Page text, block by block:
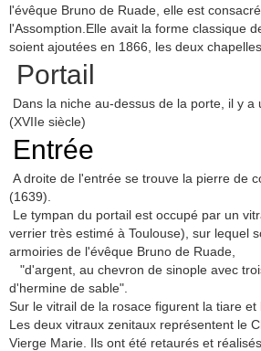
l'évêque Bruno de Ruade, elle est
l'Assomption.Elle avait la forme classique
soient ajoutées en 1866, les deux
Portail
Dans la niche au-dessus de la porte, il y a
(XVIIe siècle)
Entrée
A droite de l'entrée se trouve la pierre de
(1639).
Le tympan du portail est occupé par un
verrier très estimé à Toulouse), sur lequel
armoiries de l'évêque Bruno de Ruade,
"d'argent, au chevron de sinople avec
d'hermine de sable".
Sur le vitrail de la rosace figurent la tiare et
Les deux vitraux zenitaux représentent le
Vierge Marie. Ils ont été retaurés et